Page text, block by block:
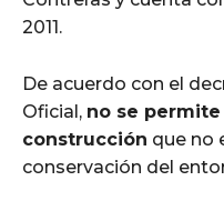
2011.
De acuerdo con el
Oficial, no se
construcción que no
conservación del